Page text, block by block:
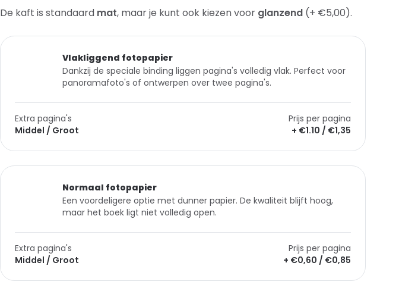
De kaft is standaard mat, maar je kunt ook kiezen voor glanzend (+ €5,00).
Vlakliggend fotopapier
Dankzij de speciale binding liggen pagina's volledig vlak. Perfect voor
panoramafoto's of ontwerpen over twee pagina's.
Extra pagina's
Prijs per pagina
Middel / Groot
+ €1.10 / €1,35
Normaal fotopapier
Een voordeligere optie met dunner papier. De kwaliteit blijft hoog,
maar het boek ligt niet volledig open.
Extra pagina's
Prijs per pagina
Middel / Groot
+ €0,60 / €0,85